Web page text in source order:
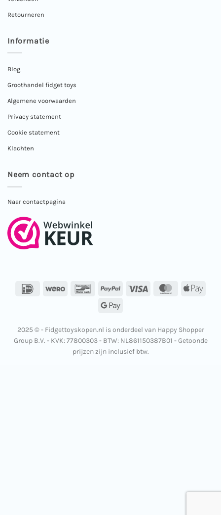
Retourneren
Informatie
Blog
Groothandel fidget toys
Algemene voorwaarden
Privacy statement
Cookie statement
Klachten
Neem contact op
Naar contactpagina
IDeal Wero BancontactPayPal Visa MasterCardApple
Google
2025 © - Fidgettoyskopen.nl is onderdeel van Happy Shopper
Group B.V. - KVK: 77800303 - BTW: NL861150387B01 - Getoonde
prijzen zijn inclusief btw.